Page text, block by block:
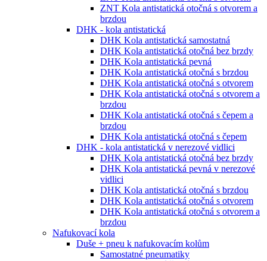
ZNT Kola antistatická otočná s otvorem a
brzdou
DHK - kola antistatická
DHK Kola antistatická samostatná
DHK Kola antistatická otočná bez brzdy
DHK Kola antistatická pevná
DHK Kola antistatická otočná s brzdou
DHK Kola antistatická otočná s otvorem
DHK Kola antistatická otočná s otvorem a
brzdou
DHK Kola antistatická otočná s čepem a
brzdou
DHK Kola antistatická otočná s čepem
DHK - kola antistatická v nerezové vidlici
DHK Kola antistatická otočná bez brzdy
DHK Kola antistatická pevná v nerezové
vidlici
DHK Kola antistatická otočná s brzdou
DHK Kola antistatická otočná s otvorem
DHK Kola antistatická otočná s otvorem a
brzdou
Nafukovací kola
Duše + pneu k nafukovacím kolům
Samostatné pneumatiky